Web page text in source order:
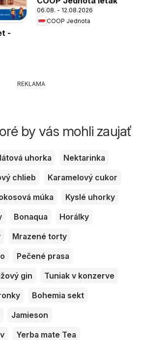
-
06.08. - 12.08.2026
COOP Jednota
REKLAMA
by vás mohli zaujať
uhorka
Nektarinka
chlieb
Karamelový cukor
múka
Kyslé uhorky
Bonaqua
Horálky
Mrazené torty
Pečené prasa
gin
Tuniak v konzerve
Bohemia sekt
Jamieson
Yerba mate Tea